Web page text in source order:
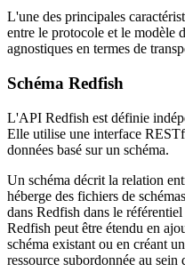
L'une des principales
entre le protocole et le modèle
agnostiques en termes de
Schéma Redfish
L'API Redfish est définie
Elle utilise une interface
données basé sur un schéma.
Un schéma décrit la relation
héberge des fichiers de
dans Redfish dans le
Redfish peut être étendu en
schéma existant ou en créant
ressource subordonnée au sein